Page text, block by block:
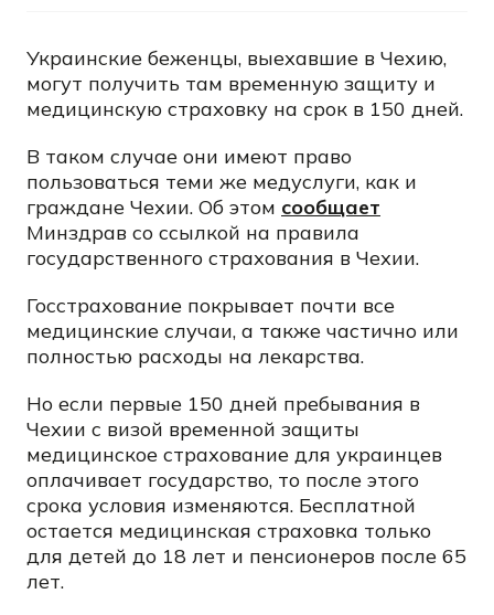
Украинские беженцы, выехавшие в Чехию,
могут получить там временную защиту и
медицинскую страховку на срок в 150 дней.
В таком случае они имеют право
пользоваться теми же медуслуги, как и
граждане Чехии. Об этом сообщает
Минздрав со ссылкой на правила
государственного страхования в Чехии.
Госстрахование покрывает почти все
медицинские случаи, а также частично или
полностью расходы на лекарства.
Но если первые 150 дней пребывания в
Чехии с визой временной защиты
медицинское страхование для украинцев
оплачивает государство, то после этого
срока условия изменяются. Бесплатной
остается медицинская страховка только
для детей до 18 лет и пенсионеров после 65
лет.